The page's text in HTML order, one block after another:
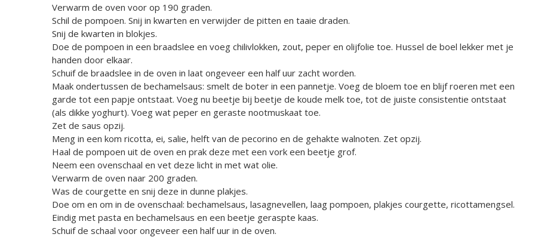
Verwarm de oven voor op 190 graden.
Schil de pompoen. Snij in kwarten en verwijder de pitten en taaie draden.
Snij de kwarten in blokjes.
Doe de pompoen in een braadslee en voeg chilivlokken, zout, peper en olijfolie toe. Hussel de boel lekker met je
handen door elkaar.
Schuif de braadslee in de oven in laat ongeveer een half uur zacht worden.
Maak ondertussen de bechamelsaus: smelt de boter in een pannetje. Voeg de bloem toe en blijf roeren met een
garde tot een papje ontstaat. Voeg nu beetje bij beetje de koude melk toe, tot de juiste consistentie ontstaat
(als dikke yoghurt). Voeg wat peper en geraste nootmuskaat toe.
Zet de saus opzij.
Meng in een kom ricotta, ei, salie, helft van de pecorino en de gehakte walnoten. Zet opzij.
Haal de pompoen uit de oven en prak deze met een vork een beetje grof.
Neem een ovenschaal en vet deze licht in met wat olie.
Verwarm de oven naar 200 graden.
Was de courgette en snij deze in dunne plakjes.
Doe om en om in de ovenschaal: bechamelsaus, lasagnevellen, laag pompoen, plakjes courgette, ricottamengsel.
Eindig met pasta en bechamelsaus en een beetje geraspte kaas.
Schuif de schaal voor ongeveer een half uur in de oven.